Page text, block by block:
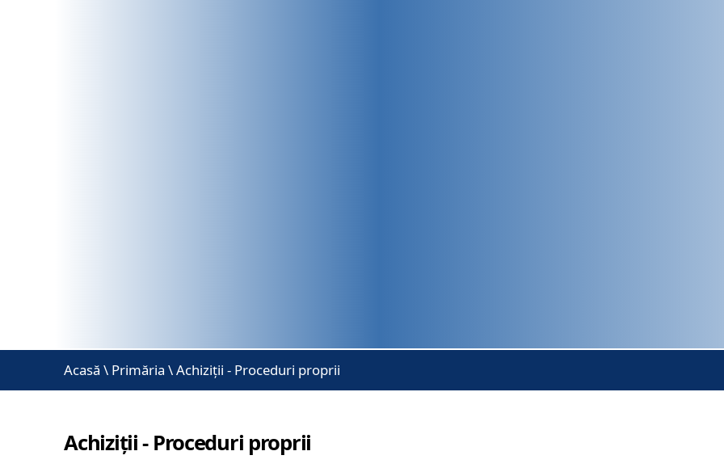
Acasă \ Primăria \ Achiziții - Proceduri proprii
Achiziții - Proceduri proprii